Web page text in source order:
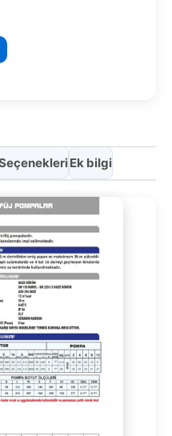
Ek bilgi